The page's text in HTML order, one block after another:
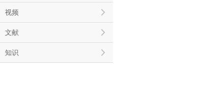
视频
文献
知识